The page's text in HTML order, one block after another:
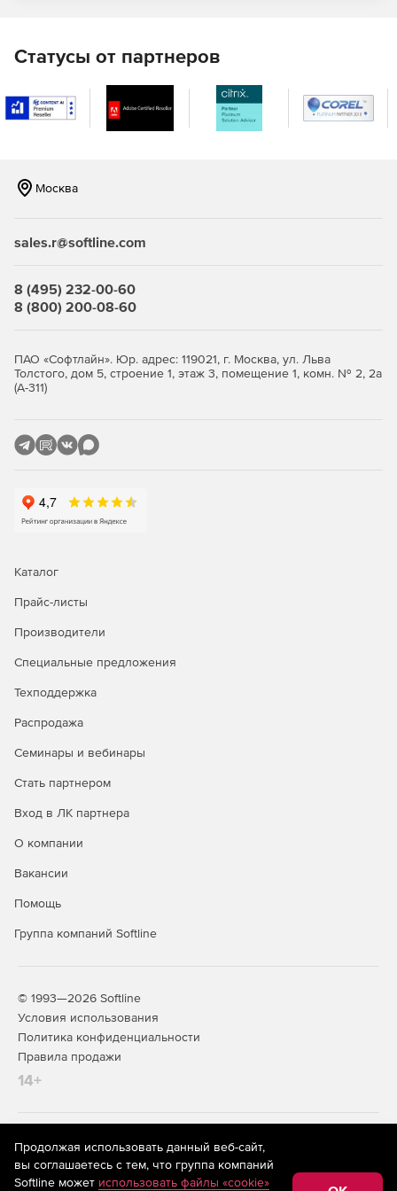
Статусы от партнеров
Москва
sales.r@softline.com
8 (495) 232-00-60
8 (800) 200-08-60
ПАО «Софтлайн». Юр. адрес: 119021, г. Москва, ул. Льва
Толстого, дом 5, строение 1, этаж 3, помещение 1, комн. № 2, 2а
(А-311)
Каталог
Прайс-листы
Производители
Специальные предложения
Техподдержка
Распродажа
Семинары и вебинары
Стать партнером
Вход в ЛК партнера
О компании
Вакансии
Помощь
Группа компаний Softline
© 1993—2026 Softline
Условия использования
Политика конфиденциальности
Правила продажи
14+
На информационном ресурсе store.softline.ru применяются
рекомендательные технологии
(информационные технологии
предоставления информации на основе сбора,
систематизации и анализа сведений, относящихся к
Продолжая использовать данный веб-сайт,
вы соглашаетесь с тем, что группа компаний
Softline может использовать файлы «cookie»